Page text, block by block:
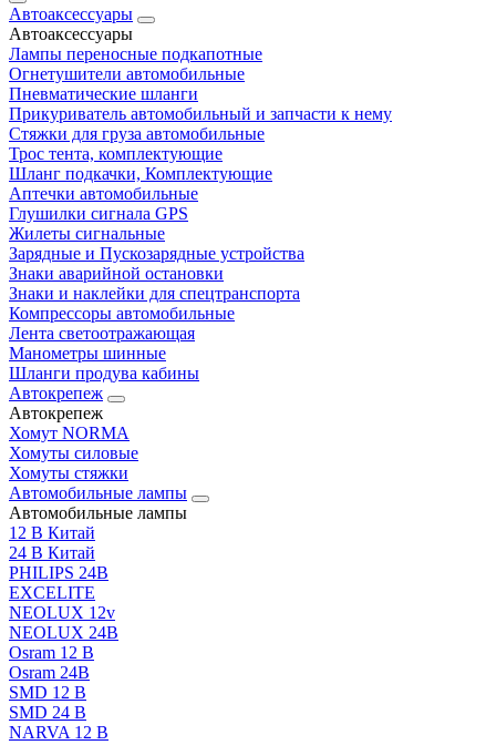
Автоаксессуары
Автоаксессуары
Лампы переносные подкапотные
Огнетушители автомобильные
Пневматические шланги
Прикуриватель автомобильный и запчасти к нему
Стяжки для груза автомобильные
Трос тента, комплектующие
Шланг подкачки, Комплектующие
Аптечки автомобильные
Глушилки сигнала GPS
Жилеты сигнальные
Зарядные и Пускозарядные устройства
Знаки аварийной остановки
Знаки и наклейки для спецтранспорта
Компрессоры автомобильные
Лента светоотражающая
Манометры шинные
Шланги продува кабины
Автокрепеж
Автокрепеж
Хомут NORMA
Хомуты силовые
Хомуты стяжки
Автомобильные лампы
Автомобильные лампы
12 В Китай
24 В Китай
PHILIPS 24В
EXCELITE
NEOLUX 12v
NEOLUX 24В
Osram 12 В
Osram 24В
SMD 12 В
SMD 24 В
NARVA 12 В